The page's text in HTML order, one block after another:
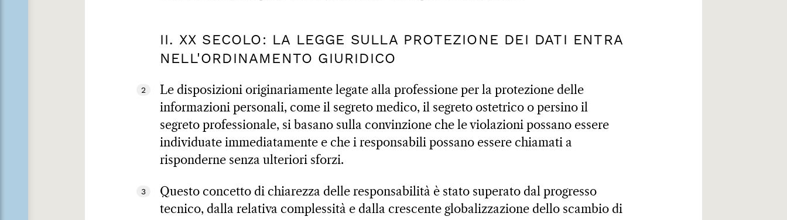
II. XX SECOLO: LA LEGGE SULLA PROTEZIONE DEI DATI ENTRA
NELL'ORDINAMENTO GIURIDICO
2
Le disposizioni originariamente legate alla professione per la protezione delle
informazioni personali, come il segreto medico, il segreto ostetrico o persino il
segreto professionale, si basano sulla convinzione che le violazioni possano essere
individuate immediatamente e che i responsabili possano essere chiamati a
risponderne senza ulteriori sforzi.
3
Questo concetto di chiarezza delle responsabilità è stato superato dal progresso
tecnico, dalla relativa complessità e dalla crescente globalizzazione dello scambio di